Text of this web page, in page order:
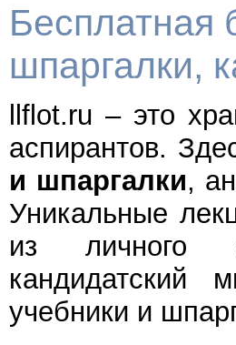
Бесплатная
шпаргалки,
llflot.ru – это
аспирантов.
и шпаргалки,
Уникальные
из личного
кандидатский
учебники и